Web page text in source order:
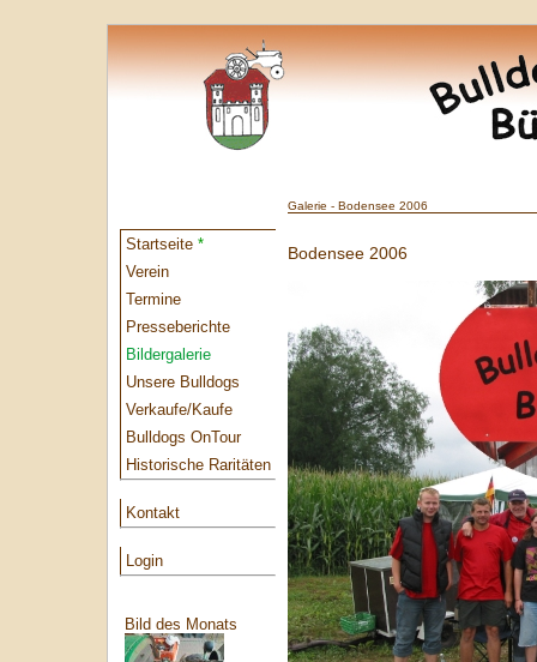
Startseite *
Verein
Termine
Presseberichte
Bildergalerie
Unsere Bulldogs
Verkaufe/Kaufe
Bulldogs OnTour
Historische Raritäten
Kontakt
Login
Bild des Monats
Galerie - Bodensee 2006
Bodensee 2006